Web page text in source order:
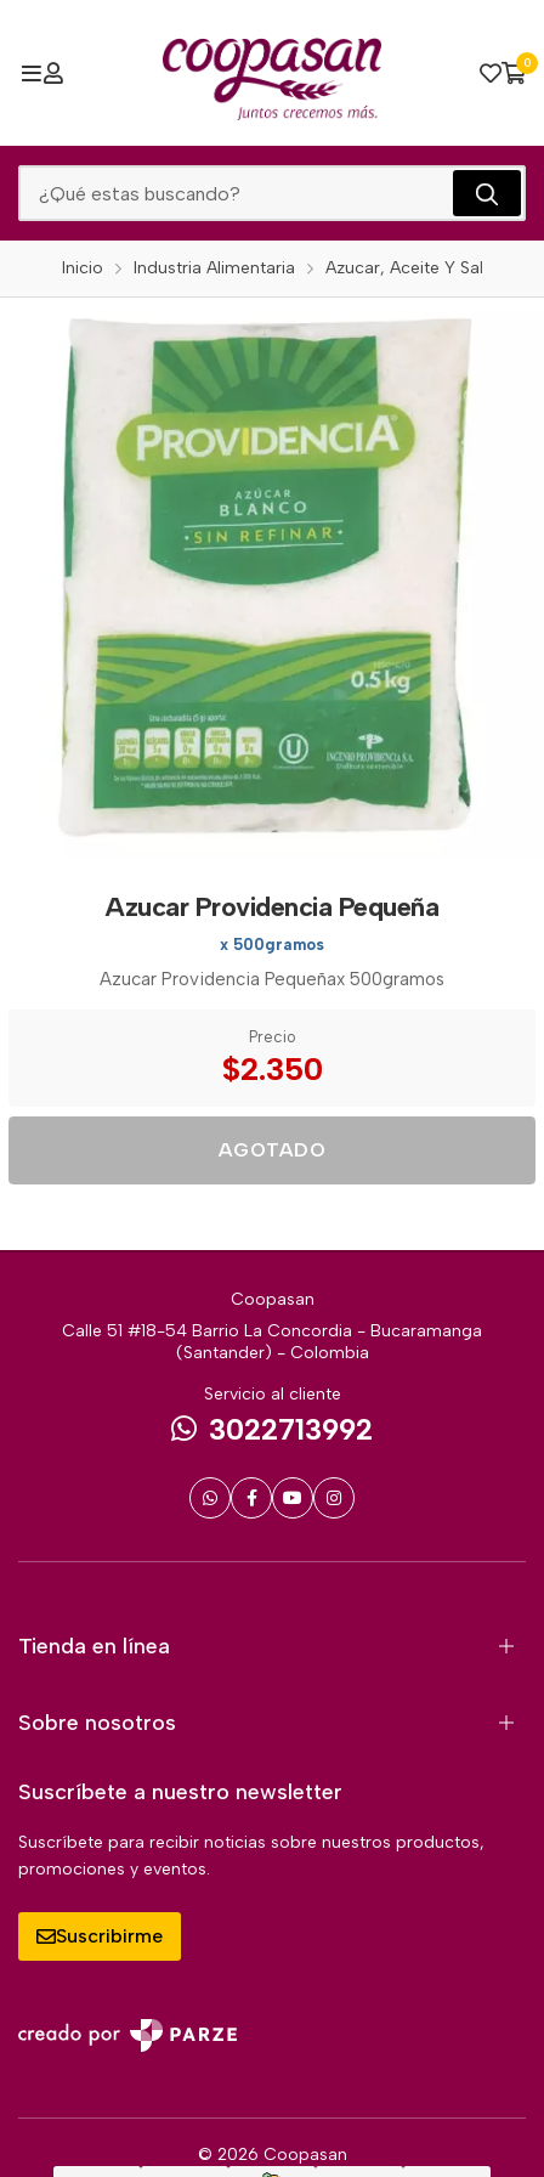
0
Inicio Industria Alimentaria Azucar, Aceite Y Sal
Azucar Providencia Pequeña
x 500gramos
Azucar Providencia Pequeñax 500gramos
Precio
$2.350
AGOTADO
Coopasan
Calle 51 #18-54 Barrio La Concordia - Bucaramanga
(Santander) - Colombia
Servicio al cliente
3022713992
Tienda en línea
Sobre nosotros
Suscríbete a nuestro newsletter
Suscríbete para recibir noticias sobre nuestros productos,
promociones y eventos.
Suscribirme
© 2026 Coopasan